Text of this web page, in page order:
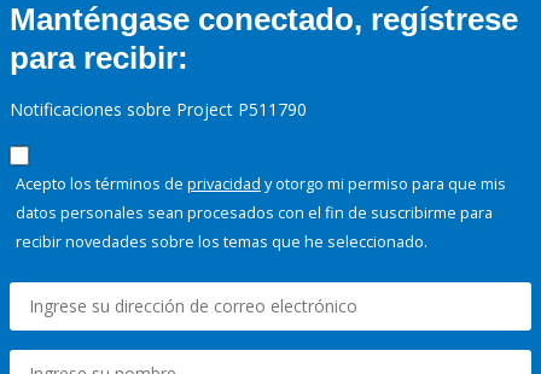
Manténgase conectado, regístrese
para recibir:
Notificaciones sobre Project P511790
Acepto los términos de privacidad y otorgo mi permiso para que mis
datos personales sean procesados con el fin de suscribirme para
recibir novedades sobre los temas que he seleccionado.